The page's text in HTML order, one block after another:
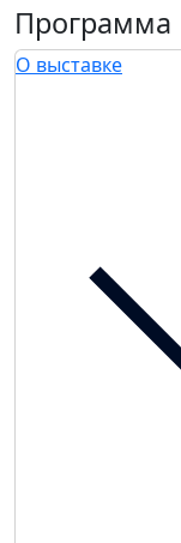
Программа
О выставке